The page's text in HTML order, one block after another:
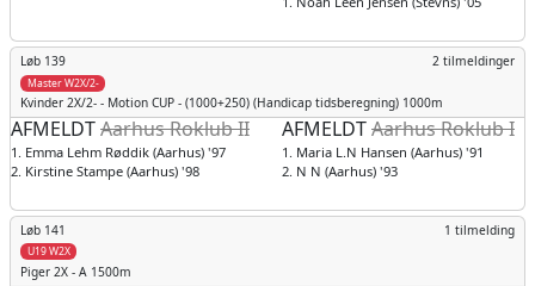
Løb 139 2 tilmeldinger
Master W2X/2-
Kvinder 2X/2- - Motion CUP - (1000+250) (Handicap tidsberegning) 1000m
AFMELDTAarhus Roklub II
1. Emma Lehm Røddik (Aarhus) '97
2. Kirstine Stampe (Aarhus) '98
AFMELDTAarhus Roklub I
1. Maria L.N Hansen (Aarhus) '91
2. N N (Aarhus) '93
Løb 141 1 tilmelding
U19 W2X
Piger 2X - A 1500m